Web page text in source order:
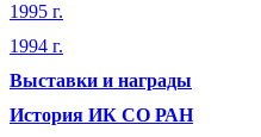
1995 г.
1994 г.
Выставки и награды
История ИК СО РАН